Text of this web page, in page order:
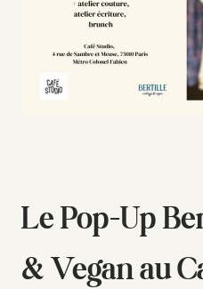
Le Pop-Up
& Vegan au